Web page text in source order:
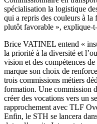
spécialisation la logistique
qui a repris des couleurs à
plutôt favorable », explique-
Brice VATINEL entend «
la priorité à la diversité et
vision et des compétences
marque son choix de
trois commissions métiers
formation. Une commission
créer des vocations vers un
rapprochement avec TLF
Enfin, le STH se lancera